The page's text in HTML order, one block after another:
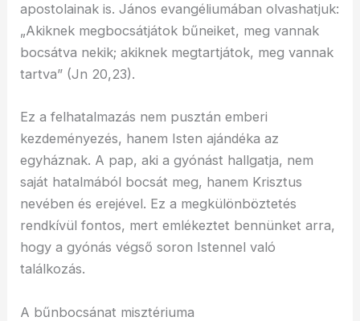
apostolainak is. János evangéliumában olvashatjuk:
„Akiknek megbocsátjátok bűneiket, meg vannak
bocsátva nekik; akiknek megtartjátok, meg vannak
tartva” (Jn 20,23).
Ez a felhatalmazás nem pusztán emberi
kezdeményezés, hanem Isten ajándéka az
egyháznak. A pap, aki a gyónást hallgatja, nem
saját hatalmából bocsát meg, hanem Krisztus
nevében és erejével. Ez a megkülönböztetés
rendkívül fontos, mert emlékeztet bennünket arra,
hogy a gyónás végső soron Istennel való
találkozás.
A bűnbocsánat misztériuma